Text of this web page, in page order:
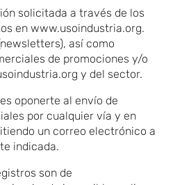
solicitada a través de los
en www.usoindustria.org.
así como
de promociones y/o
y del sector.
oponerte al envío de
por cualquier vía y en
un correo electrónico a
indicada.
son de